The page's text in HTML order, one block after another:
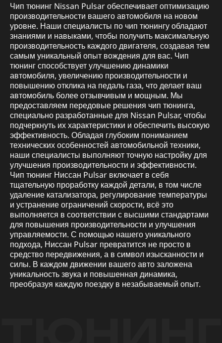
Чип тюнинг Nissan Pulsar обеспечивает оптимизацию
производительности вашего автомобиля на новом
уровне. Наши специалисты по чип тюнингу обладают
знаниями и навыками, чтобы получить максимальную
производительность каждого двигателя, создавая тем
самым уникальный опыт вождения для вас. Чип
тюнинг способствует улучшению динамики
автомобиля, увеличению производительности и
повышению отклика на педаль газа, что делает ваш
автомобиль более отзывчивым и мощным. Мы
предоставляем передовые решения чип тюнинга,
специально разработанные для Nissan Pulsar, чтобы
подчеркнуть их характеристики и обеспечить высокую
эффективность. Обладая глубоким пониманием
технических особенностей автомобильной техники,
наши специалисты выполняют точную настройку для
улучшения производительности и эффективности.
Чип тюнинг Ниссан Pulsar включает в себя
тщательную проработку каждой детали, в том числе
удаление катализатора, регулирование температуры
и устранение ограничений скорости, всё это
выполняется в соответствии с высшими стандартами
для повышения производительности и улучшения
управляемости. С помощью нашего уникального
подхода, Ниссан Pulsar превратится не просто в
средство передвижения, а в символ изысканности и
силы. В каждом движении вашего авто заложена
уникальность звука и повышенная динамика,
преобразуя каждую поездку в незабываемый опыт.